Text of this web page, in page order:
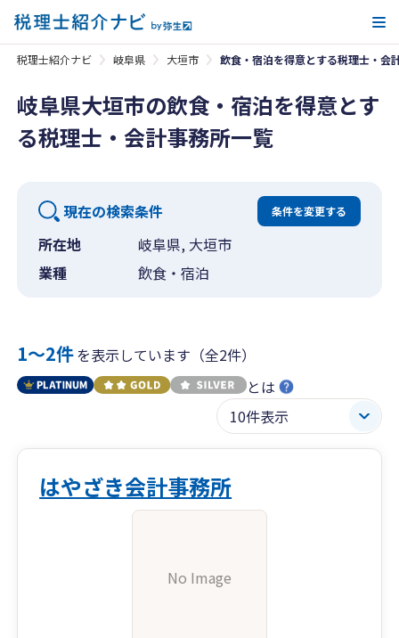
税理士紹介ナビ 岐阜県 大垣市 飲食・宿泊を得意とする税理士・会
岐阜県大垣市の飲食・宿泊を得意とす
る税理士・会計事務所一覧
現在の検索条件 条件を変更する
所在地
岐阜県, 大垣市
業種
飲食・宿泊
1〜2件を表示しています（全2件）
とは
はやざき会計事務所
No Image